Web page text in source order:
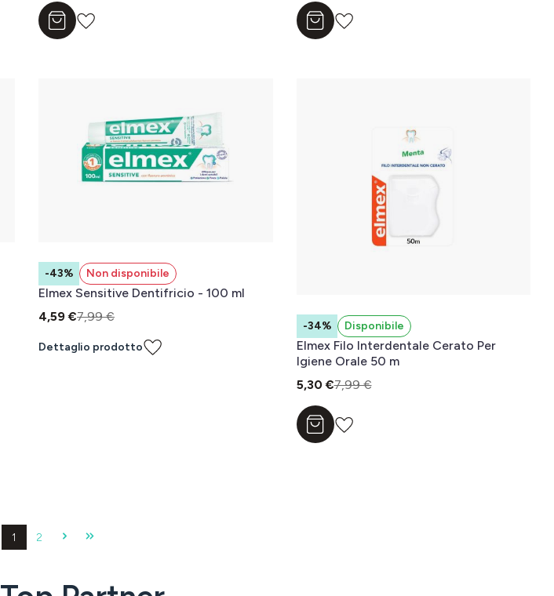
Aggiungi al carrello Aggiungi al carrello
-43% Non disponibile
Elmex Sensitive Dentifricio - 100 ml
4,59 €7,99 €
Dettaglio prodotto
-34% Disponibile
Elmex Filo Interdentale Cerato Per
Igiene Orale 50 m
5,30 €7,99 €
Aggiungi al carrello
Pagina
1 Pagina
2